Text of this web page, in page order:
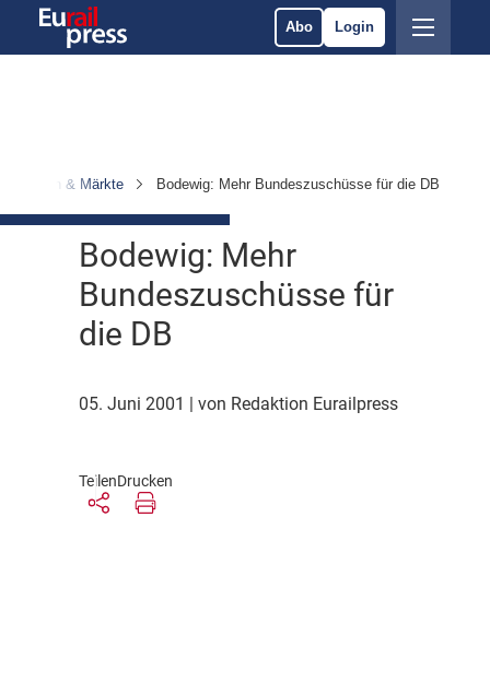
Abo Login
& Märkte Bodewig: Mehr Bundeszuschüsse für die DB
Bodewig: Mehr
Bundeszuschüsse für
die DB
05. Juni 2001 | von Redaktion Eurailpress
TeilenDrucken